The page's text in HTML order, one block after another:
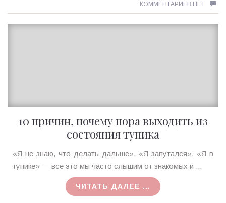
КОММЕНТАРИЕВ НЕТ
10 причин, почему пора выходить из
состояния тупика
Ирина
MagicTantra
«Я не знаю, что делать дальше», «Я запутался», «Я в
тупике» — все это мы часто слышим от знакомых и ...
ЧИТАТЬ ДАЛЕЕ ...